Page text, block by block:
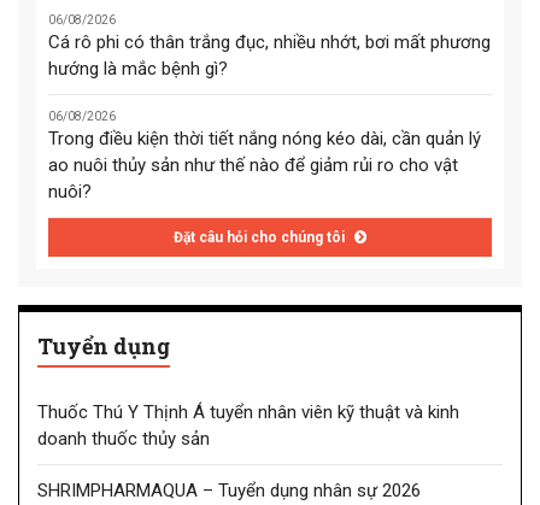
06/08/2026
Cá rô phi có thân trắng đục, nhiều nhớt, bơi mất phương
hướng là mắc bệnh gì?
06/08/2026
Trong điều kiện thời tiết nắng nóng kéo dài, cần quản lý
ao nuôi thủy sản như thế nào để giảm rủi ro cho vật
nuôi?
Đặt câu hỏi cho chúng tôi
Tuyển dụng
Thuốc Thú Y Thịnh Á tuyển nhân viên kỹ thuật và kinh
doanh thuốc thủy sản
SHRIMPHARMAQUA – Tuyển dụng nhân sự 2026